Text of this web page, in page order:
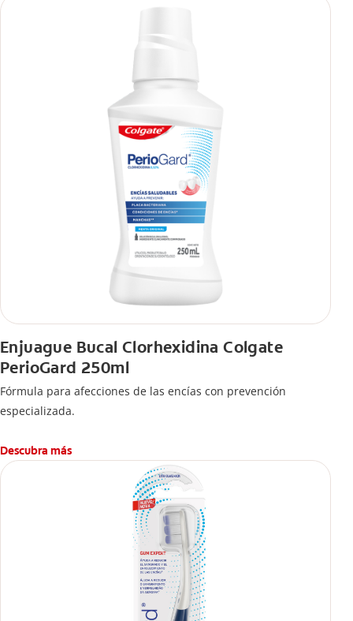
Enjuague Bucal Clorhexidina Colgate
PerioGard 250ml
Fórmula para afecciones de las encías con prevención
especializada.
Descubra más